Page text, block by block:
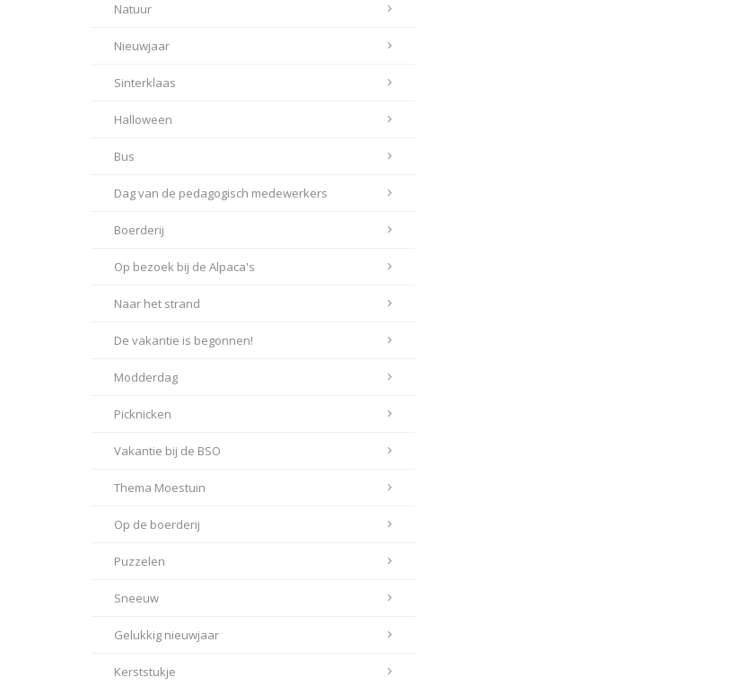
Natuur
Nieuwjaar
Sinterklaas
Halloween
Bus
Dag van de pedagogisch medewerkers
Boerderij
Op bezoek bij de Alpaca's
Naar het strand
De vakantie is begonnen!
Modderdag
Picknicken
Vakantie bij de BSO
Thema Moestuin
Op de boerderij
Puzzelen
Sneeuw
Gelukkig nieuwjaar
Kerststukje